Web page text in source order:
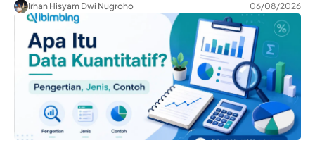
Irhan Hisyam Dwi Nugroho
06/08/2026